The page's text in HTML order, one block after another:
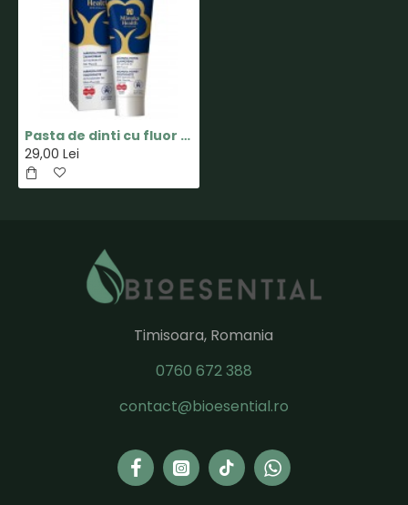
Pasta de dinti cu fluor cu miere de Manuka MGO 250+ si ulei de Manuka pentru adulti - 75ml - Manuka Health
29,00 Lei
Timisoara, Romania
0760 672 388
contact@bioesential.ro